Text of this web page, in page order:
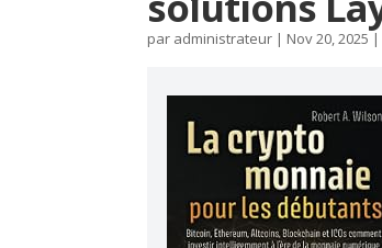
par administrateur | Nov 20, 2025 |